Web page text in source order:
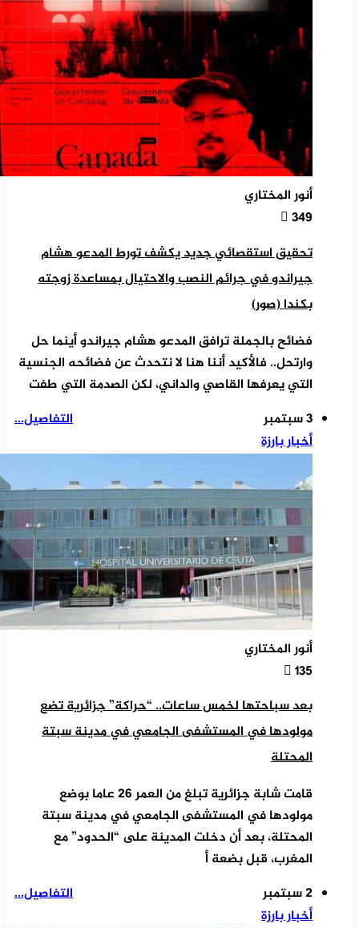
أنور المختاري
349
تحقيق استقصائي جديد يكشف تورط المدعو هشام
جيراندو في جرائم النصب والاحتيال بمساعدة زوجته
بكندا (صور)
فضائح بالجملة ترافق المدعو هشام جيراندو أينما حل
وارتحل.. فالأكيد أننا هنا لا نتحدث عن فضائحه الجنسية
التي يعرفها القاصي والداني، لكن الصدمة التي طفت
التفاصيل...
3 سبتمبر
أخبار بارزة
أنور المختاري
135
بعد سباحتها لخمس ساعات.. “حراكة” جزائرية تضع
مولودها في المستشفى الجامعي في مدينة سبتة
المحتلة
قامت شابة جزائرية تبلغ من العمر 26 عاما بوضع
مولودها في المستشفى الجامعي في مدينة سبتة
المحتلة، بعد أن دخلت المدينة على “الحدود” مع
المغرب، قبل بضعة أ
التفاصيل...
2 سبتمبر
أخبار بارزة